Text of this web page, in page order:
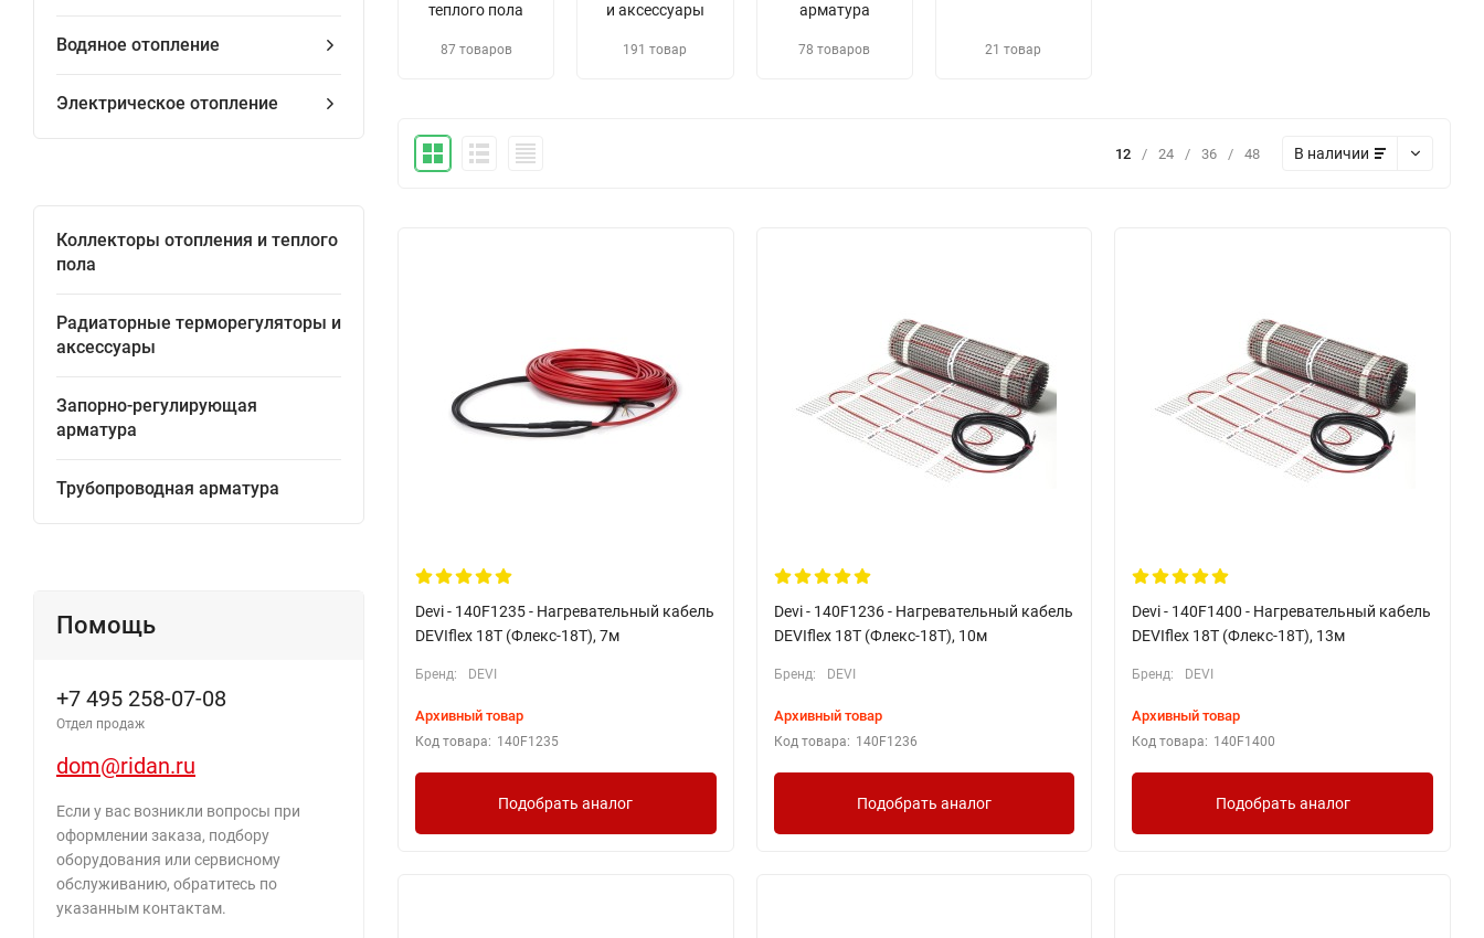
Водяное отопление
Электрическое отопление
Коллекторы отопления и теплого
пола
Радиаторные терморегуляторы и
аксессуары
Запорно-регулирующая
арматура
Трубопроводная арматура
Помощь
+7 495 258-07-08
Отдел продаж
dom@ridan.ru
Если у вас возникли вопросы при
оформлении заказа, подбору
оборудования или сервисному
обслуживанию, обратитесь по
указанным контактам.
теплого пола
87 товаров
и аксессуары
191 товар
арматура
78 товаров 21 товар
12 / 24 / 36 / 48 В наличии
Devi - 140F1235 - Нагревательный кабель
DEVIflex 18T (Флекс-18Т), 7м
Бренд: DEVI
Архивный товар
Код товара: 140F1235
Подобрать аналог
Devi - 140F1236 - Нагревательный кабель
DEVIflex 18T (Флекс-18Т), 10м
Бренд: DEVI
Архивный товар
Код товара: 140F1236
Подобрать аналог
Devi - 140F1400 - Нагревательный кабель
DEVIflex 18T (Флекс-18Т), 13м
Бренд: DEVI
Архивный товар
Код товара: 140F1400
Подобрать аналог